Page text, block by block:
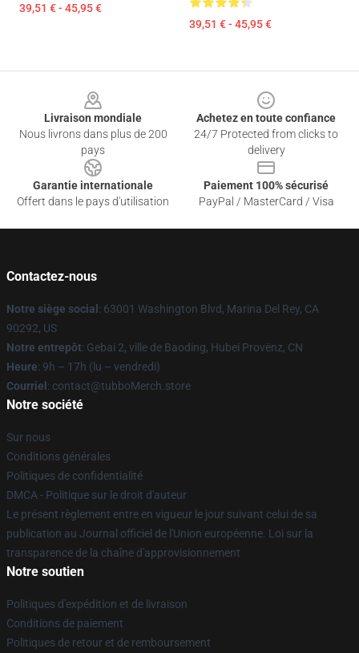
39,51 € - 45,95 €
39,51 € - 45,95 €
Livraison mondiale
Nous livrons dans plus de 200
pays
Achetez en toute confiance
24/7 Protected from clicks to
delivery
Garantie internationale
Offert dans le pays d'utilisation
Paiement 100% sécurisé
PayPal / MasterCard / Visa
Contactez-nous
Notre siège social : 63001 Washington Blvd, Marina Del Rey, CA
90292, US
Notre entrepôt: Gebai 2, ville de Baoding, Hubei Provënz, CN
Heure: 9h – 17h (lu – vendredi)
Courriel : contact@tubboMerch.store
Notre société
Sur nous
Conditions générales
Politiques de confidentialité
DMCA - Politique sur le droit d'auteur
Le présent règlement entre en vigueur le jour suivant celui de sa
publication au Journal officiel de l'Union européenne. Loi sur la
transparence de la chaîne d'approvisionnement
Notre soutien
Politiques d'expédition et de livraison
Conditions de paiement
Politiques de retour et de remboursement